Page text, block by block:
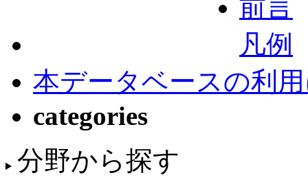
前言
凡例
本データベースの利
categories
分野から探す